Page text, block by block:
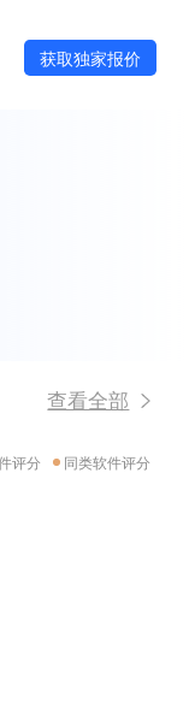
获取独家报价
查看全部
评分 同类软件评分